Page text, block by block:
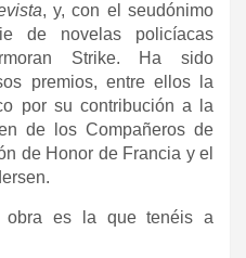
, y, con el seudónimo
de novelas policíacas
Strike. Ha sido
premios, entre ellos la
por su contribución a la
de los Compañeros de
de Honor de Francia y el
obra es la que tenéis a